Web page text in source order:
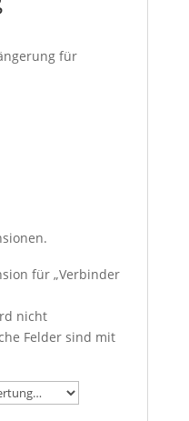
für
für „Verbinder
nicht
Felder sind mit